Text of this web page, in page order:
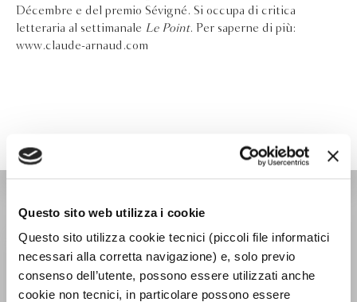
Questo sito web utilizza i cookie
Questo sito utilizza cookie tecnici (piccoli file informatici
necessari alla corretta navigazione) e, solo previo
consenso dell’utente, possono essere utilizzati anche
cookie non tecnici, in particolare possono essere
Décembre e del premio Sévigné. Si occupa di critica
letteraria al settimanale Le Point. Per saperne di più:
www.claude-arnaud.com